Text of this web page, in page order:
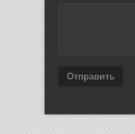
Отправить